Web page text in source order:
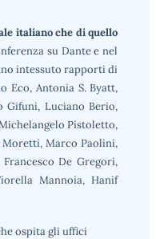
italiano che di quello
su Dante e nel
intessuto rapporti di
Eco, Antonia S. Byatt,
Gifuni, Luciano Berio,
Pistoletto,
Moretti, Marco Paolini,
De Gregori,
Mannoia, Hanif
ospita gli uffici